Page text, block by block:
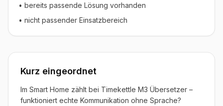
• bereits passende Lösung vorhanden
• nicht passender Einsatzbereich
Kurz eingeordnet
Im Smart Home zählt bei Timekettle M3 Übersetzer –
funktioniert echte Kommunikation ohne Sprache?